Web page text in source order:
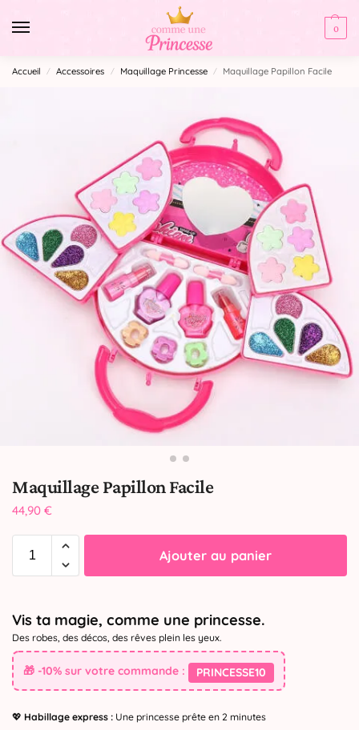
0
Accueil / Accessoires / Maquillage Princesse / Maquillage Papillon Facile
Maquillage Papillon Facile
44,90 €
Ajouter au panier
Vis ta magie, comme une princesse.
Des robes, des décos, des rêves plein les yeux.
🎁 -10% sur votre commande : PRINCESSE10
💖 Habillage express : Une princesse prête en 2 minutes